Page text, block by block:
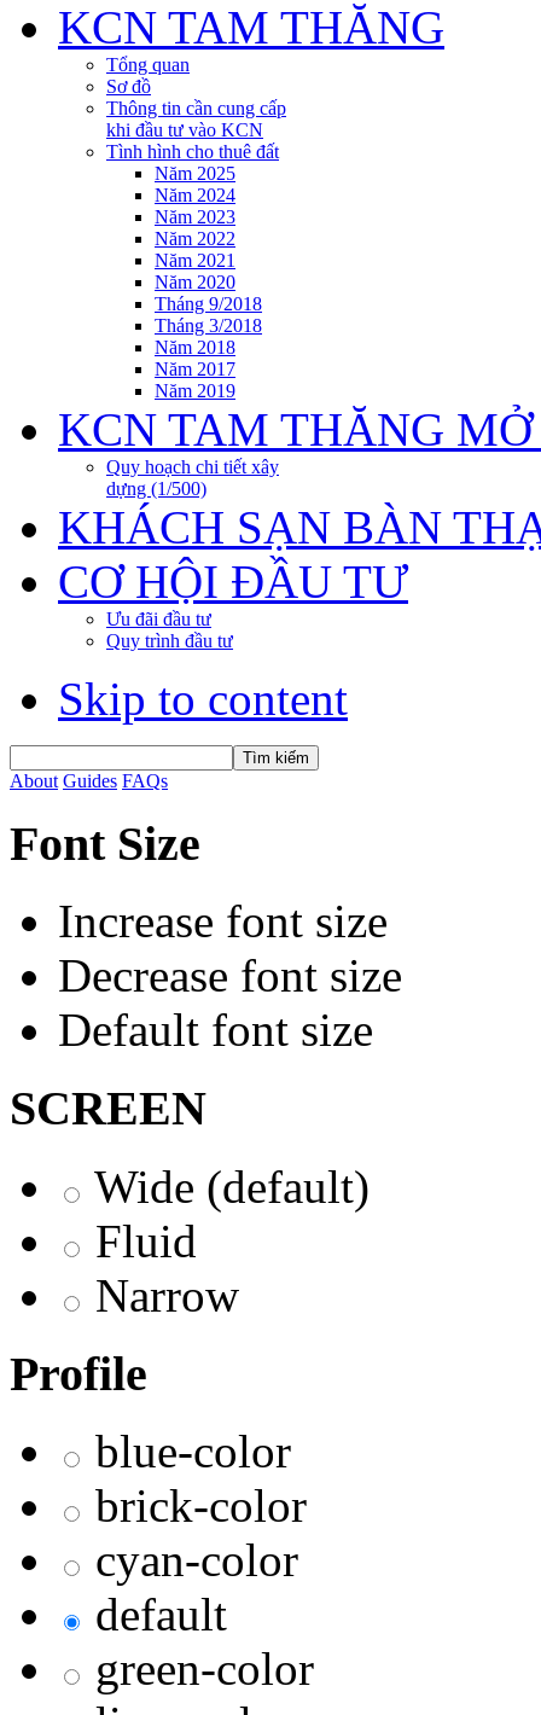
KCN TAM THĂNG
Tổng quan
Sơ đồ
Thông tin cần cung cấp
khi đầu tư vào KCN
Tình hình cho thuê đất
Năm 2025
Năm 2024
Năm 2023
Năm 2022
Năm 2021
Năm 2020
Tháng 9/2018
Tháng 3/2018
Năm 2018
Năm 2017
Năm 2019
KCN TAM THĂNG MỞ
Quy hoạch chi tiết xây
dựng (1/500)
KHÁCH SẠN BÀN
CƠ HỘI ĐẦU TƯ
Ưu đãi đầu tư
Quy trình đầu tư
Skip to content
About Guides FAQs
Font Size
Increase font size
Decrease font size
Default font size
SCREEN
Wide (default)
Fluid
Narrow
Profile
blue-color
brick-color
cyan-color
default
green-color